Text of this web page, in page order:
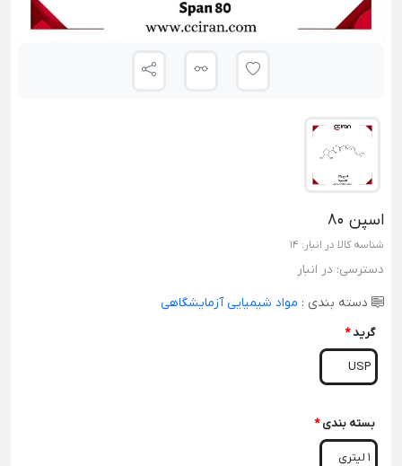
اسپن 80
شناسه کالا در انبار: 14
دسترسی: در انبار
دسته بندی : مواد شیمیایی آزمایشگاهی
گرید*
USP
بسته بندی *
1 لیتری